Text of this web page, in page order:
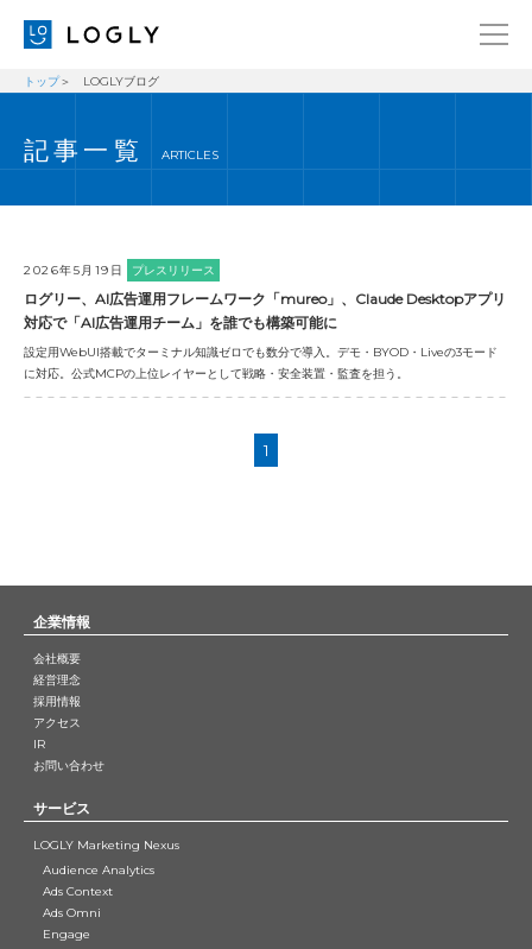
経営理念
ニュース
ブログ
事業内容
採用情報
トップ LOGLYブログ
記事一覧 ARTICLES
2026年5月19日 プレスリリース
ログリー、AI広告運用フレームワーク「mureo」、Claude Desktopアプリ
対応で「AI広告運用チーム」を誰でも構築可能に
設定用WebUI搭載でターミナル知識ゼロでも数分で導入。デモ・BYOD・Liveの3モード
に対応。公式MCPの上位レイヤーとして戦略・安全装置・監査を担う。
1
企業情報
会社概要
経営理念
採用情報
アクセス
IR
お問い合わせ
サービス
LOGLY Marketing Nexus
Audience Analytics
Ads Context
Ads Omni
Engage